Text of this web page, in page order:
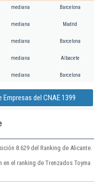
mediana Barcelona
mediana Madrid
mediana Barcelona
mediana Albacete
mediana Barcelona
Empresas del CNAE 1399
8.629 del Ranking de Alicante.
el ranking de Trenzados Toyma